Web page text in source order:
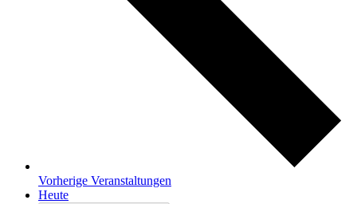
Vorherige Veranstaltungen
Heute